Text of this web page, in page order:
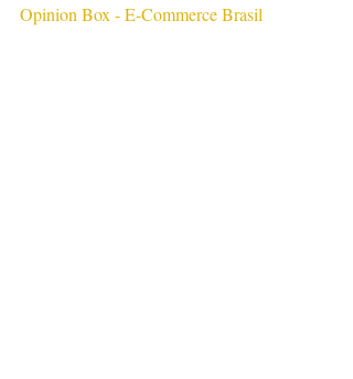
Opinion Box - E-Commerce Brasil